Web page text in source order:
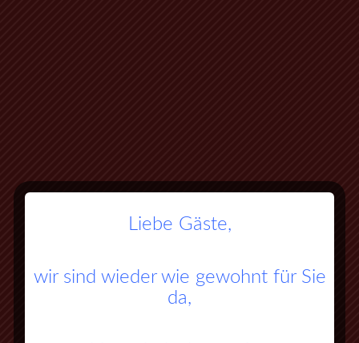
Liebe Gäste,
wir sind wieder wie gewohnt für Sie
da,